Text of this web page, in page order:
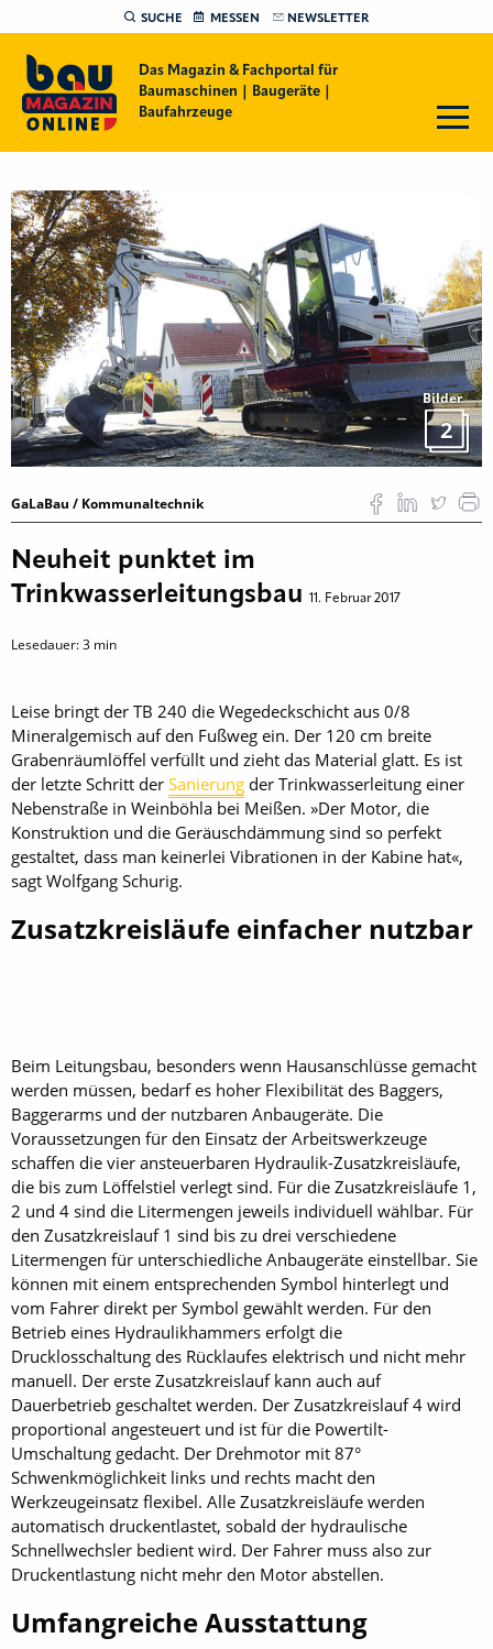
SUCHE MESSEN NEWSLETTER
Das Magazin & Fachportal für
Baumaschinen | Baugeräte |
Baufahrzeuge
Bilder
2
GaLaBau / Kommunaltechnik
Neuheit punktet im
Trinkwasserleitungsbau 11. Februar 2017
Lesedauer:3 min
Leise bringt der TB 240 die Wegedeckschicht aus 0/8
Mineralgemisch auf den Fußweg ein. Der 120 cm breite
Grabenräumlöffel verfüllt und zieht das Material glatt. Es ist
der letzte Schritt der Sanierung der Trinkwasserleitung einer
Nebenstraße in Weinböhla bei Meißen. »Der Motor, die
Konstruktion und die Geräuschdämmung sind so perfekt
gestaltet, dass man keinerlei Vibrationen in der Kabine hat«,
sagt Wolfgang Schurig.
Zusatzkreisläufe einfacher nutzbar
Beim Leitungsbau, besonders wenn Hausanschlüsse gemacht
werden müssen, bedarf es hoher Flexibilität des Baggers,
Baggerarms und der nutzbaren Anbaugeräte. Die
Voraussetzungen für den Einsatz der Arbeitswerkzeuge
schaffen die vier ansteuerbaren Hydraulik-Zusatzkreisläufe,
die bis zum Löffelstiel verlegt sind. Für die Zusatzkreisläufe 1,
2 und 4 sind die Litermengen jeweils individuell wählbar. Für
den Zusatzkreislauf 1 sind bis zu drei verschiedene
Litermengen für unterschiedliche Anbaugeräte einstellbar. Sie
können mit einem entsprechenden Symbol hinterlegt und
vom Fahrer direkt per Symbol gewählt werden. Für den
Betrieb eines Hydraulikhammers erfolgt die
Drucklosschaltung des Rücklaufes elektrisch und nicht mehr
manuell. Der erste Zusatzkreislauf kann auch auf
Dauerbetrieb geschaltet werden. Der Zusatzkreislauf 4 wird
proportional angesteuert und ist für die Powertilt-
Umschaltung gedacht. Der Drehmotor mit 87°
Schwenkmöglichkeit links und rechts macht den
Werkzeugeinsatz flexibel. Alle Zusatzkreisläufe werden
automatisch druckentlastet, sobald der hydraulische
Schnellwechsler bedient wird. Der Fahrer muss also zur
Druckentlastung nicht mehr den Motor abstellen.
Umfangreiche Ausstattung